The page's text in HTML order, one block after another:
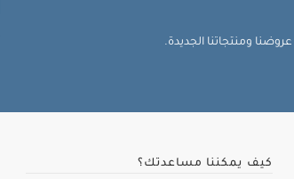
ومنتجاتنا الجديدة.
كيف يمكننا مساعدتك؟